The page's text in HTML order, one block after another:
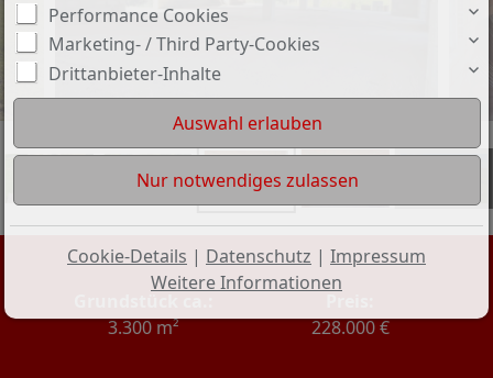
3.300 m²
228.000 €
Performance Cookies
Marketing- / Third Party-Cookies
Drittanbieter-Inhalte
Cookie-Details | Datenschutz | Impressum
Weitere Informationen